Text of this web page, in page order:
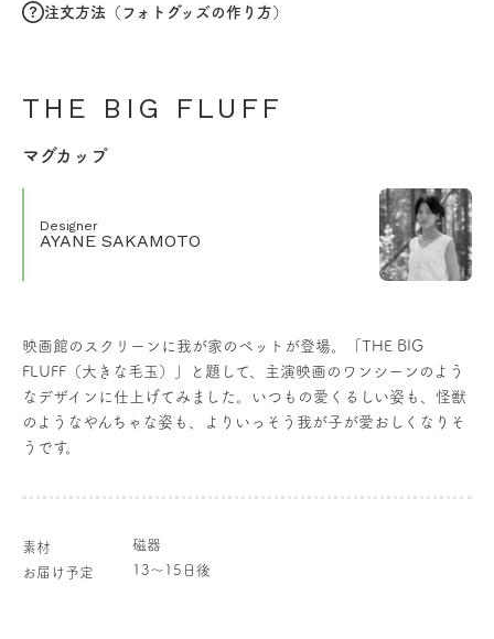
THE BIG FLUFF
マグカップ
Designer
AYANE SAKAMOTO
注文方法（フォトグッズの作り方）
映画館のスクリーンに我が家のペットが登場。「THE BIG
FLUFF（大きな毛玉）」と題して、主演映画のワンシーンのよう
なデザインに仕上げてみました。いつもの愛くるしい姿も、怪獣
のようなやんちゃな姿も、よりいっそう我が子が愛おしくなりそ
うです。
素材
磁器
お届け予定
13〜15日後